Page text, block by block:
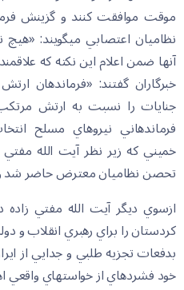
موقت موافقت كنند و گزينش
نظاميان اعتصابي مي‏گويند: «هيچ
آنها ضمن اعلام اين نكته كه
خبرگاران گفتند: «فرماندهان
جنايات را نسبت به ارتش مرتكب
فرماندهاني نيروهاي مسلح
خميني كه زير نظر آيت الله
تحصن نظاميان معترض حاضر شد و
ازسوي ديگر آيت الله مفتي
كردستان را براي رهبري انقلاب و
بدفعات تجزيه طلبي و جدايي از
خود فشرده‏اي از خواستهاي واقعي